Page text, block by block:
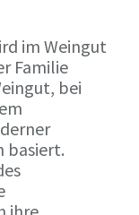
im Weingut
Familie
bei
basiert.